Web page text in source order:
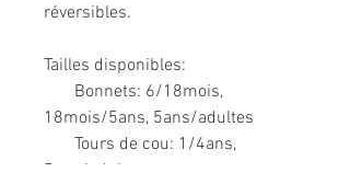
réversibles.
Tailles disponibles:
Bonnets: 6/18mois,
18mois/5ans, 5ans/adultes
Tours de cou: 1/4ans,
5ans/adultes